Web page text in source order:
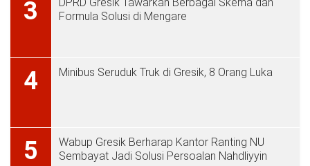
3
Formula Solusi di Mengare
4 Minibus Seruduk Truk di Gresik, 8 Orang Luka
5
Wabup Gresik Berharap Kantor Ranting NU
Sembayat Jadi Solusi Persoalan Nahdliyyin